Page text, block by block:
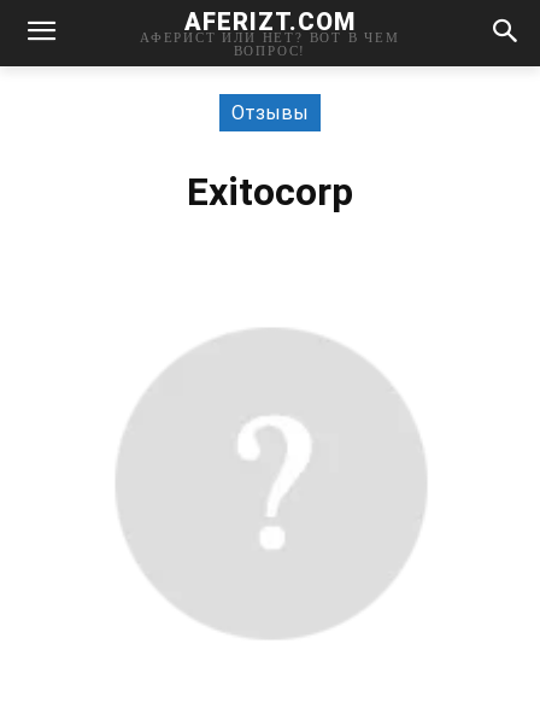
AFERIZT.COM
АФЕРИСТ ИЛИ НЕТ? ВОТ В ЧЕМ
ВОПРОС!
Отзывы
Exitocorp